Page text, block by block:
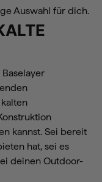
Auswahl für dich.
kannst. Sei bereit
hat, sei es
deinen Outdoor-